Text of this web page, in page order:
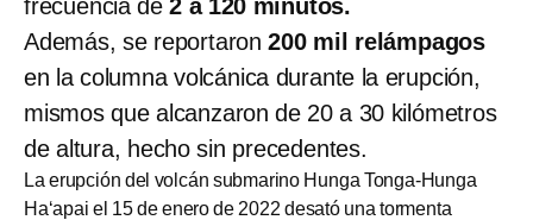
frecuencia de 2 a 120 minutos.
Además, se reportaron 200 mil relámpagos
en la columna volcánica durante la erupción,
mismos que alcanzaron de 20 a 30 kilómetros
de altura, hecho sin precedentes.
La erupción del volcán submarino Hunga Tonga-Hunga
Haʻapai el 15 de enero de 2022 desató una tormenta